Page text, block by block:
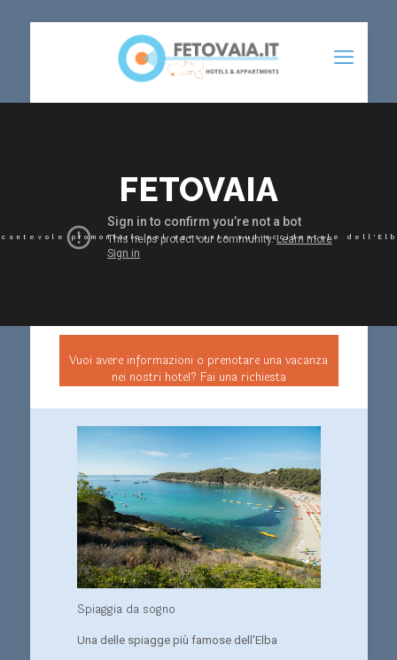
FETOVAIA
promontorio nel versante sud-occidentale
Vuoi avere informazioni o prenotare una vacanza
nei nostri hotel? Fai una richiesta
Spiaggia da sogno
Una delle spiagge più famose dell'Elba